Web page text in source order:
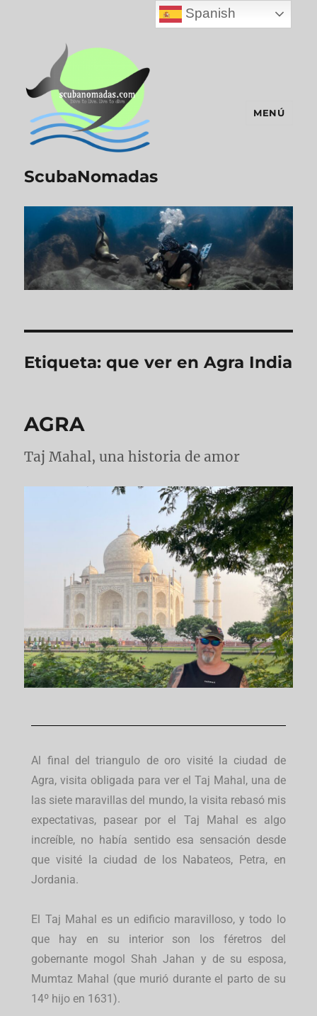
ScubaNomadas
MENÚ
Etiqueta:que ver en Agra India
AGRA
Taj Mahal, una historia de amor
Al final del triangulo de oro visité la ciudad de
Agra, visita obligada para ver el Taj Mahal, una de
las siete maravillas del mundo, la visita rebasó mis
expectativas, pasear por el Taj Mahal es algo
increíble, no había sentido esa sensación desde
que visité la ciudad de los Nabateos, Petra, en
Jordania.
El Taj Mahal es un edificio maravilloso, y todo lo
que hay en su interior son los féretros del
gobernante mogol Shah Jahan y de su esposa,
Mumtaz Mahal (que murió durante el parto de su
14º hijo en 1631).
Spanish